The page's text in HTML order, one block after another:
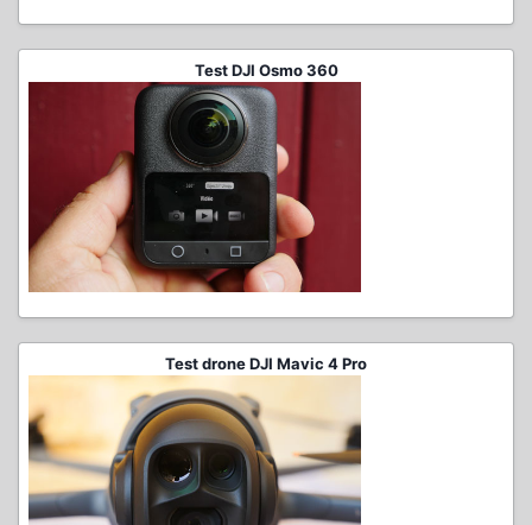
Test DJI Osmo 360
Test drone DJI Mavic 4 Pro